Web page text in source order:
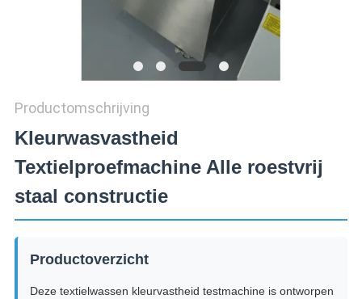
Productomschrijving
Kleurwasvastheid
Textielproefmachine Alle roestvrij
staal constructie
Productoverzicht
Deze textielwassen kleurvastheid testmachine is ontworpen